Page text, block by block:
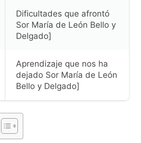
Dificultades que afrontó
Sor María de León Bello y
Delgado]
Aprendizaje que nos ha
dejado Sor María de León
Bello y Delgado]